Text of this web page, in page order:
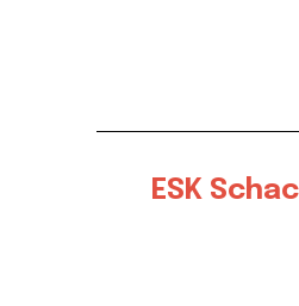
ESK